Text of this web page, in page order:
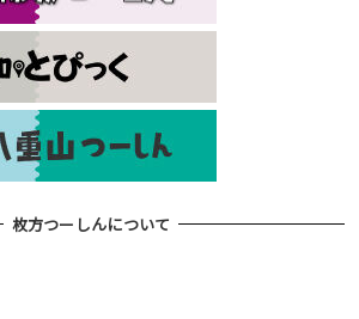
枚方つーしんについて